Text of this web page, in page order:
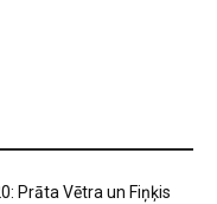
Prāta Vētra un Fiņķis